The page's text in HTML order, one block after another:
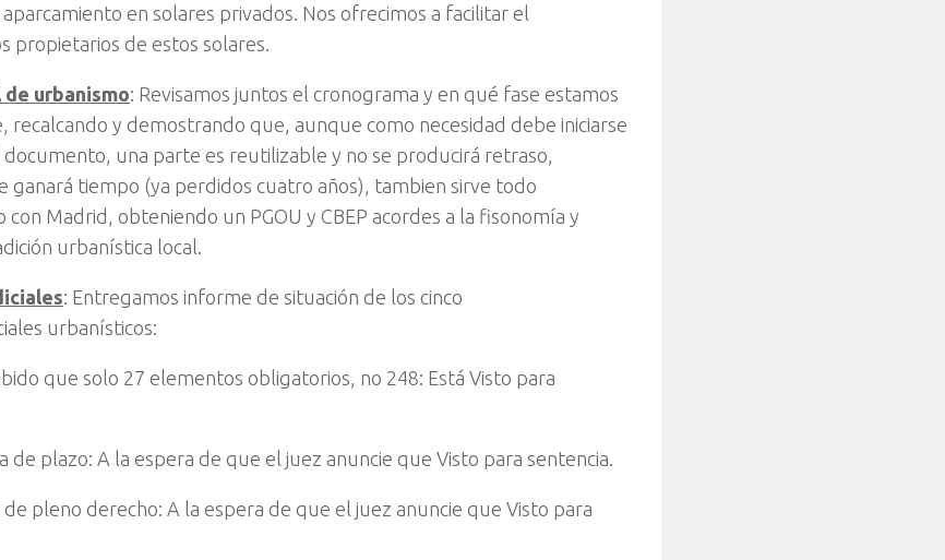
aparcamiento en solares privados. Nos ofrecimos a facilitar el
propietarios de estos solares.
de urbanismo: Revisamos juntos el cronograma y en qué fase estamos
recalcando y demostrando que, aunque como necesidad debe iniciarse
una parte es reutilizable y no se producirá retraso,
ganará tiempo (ya perdidos cuatro años), tambien sirve todo
con Madrid, obteniendo un PGOU y CBEP acordes a la fisonomía y
urbanística local.
: Entregamos informe de situación de los cinco
urbanísticos:
que solo 27 elementos obligatorios, no 248: Está Visto para
de plazo: A la espera de que el juez anuncie que Visto para sentencia.
de pleno derecho: A la espera de que el juez anuncie que Visto para